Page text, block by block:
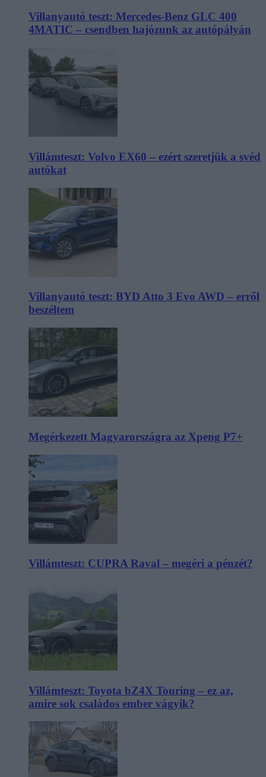
Villanyautó teszt: Mercedes-Benz GLC 400
4MATIC – csendben hajózunk az autópályán
Villámteszt: Volvo EX60 – ezért szeretjük a svéd
autókat
Villanyautó teszt: BYD Atto 3 Evo AWD – erről
beszéltem
Megérkezett Magyarországra az Xpeng P7+
Villámteszt: CUPRA Raval – megéri a pénzét?
Villámteszt: Toyota bZ4X Touring – ez az,
amire sok családos ember vágyik?